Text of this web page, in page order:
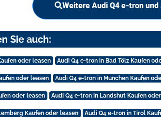
Weitere Audi Q4 e-tron
Sie auch:
oder leasen Audi Q4 e-tron in Bad Tölz Kaufen
oder leasen Audi Q4 e-tron in München Kaufen
oder leasen Audi Q4 e-tron in Landshut Kaufen
Kaufen oder leasen Audi Q4 e-tron in Tirol